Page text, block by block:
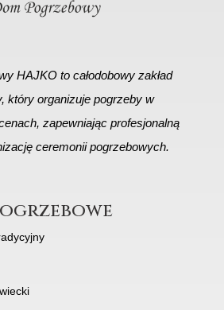
HAJKO to całodobowy zakład
który organizuje pogrzeby w
zapewniając profesjonalną
ceremonii pogrzebowych.